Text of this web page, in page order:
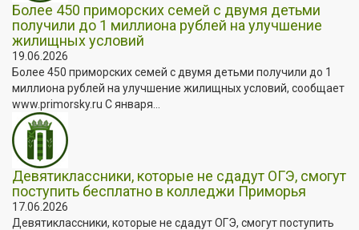
Более 450 приморских семей с двумя детьми
получили до 1 миллиона рублей на улучшение
жилищных условий
19.06.2026
Более 450 приморских семей с двумя детьми получили до 1
миллиона рублей на улучшение жилищных условий, сообщает
www.primorsky.ru С января...
Девятиклассники, которые не сдадут ОГЭ, смогут
поступить бесплатно в колледжи Приморья
17.06.2026
Девятиклассники, которые не сдадут ОГЭ, смогут поступить